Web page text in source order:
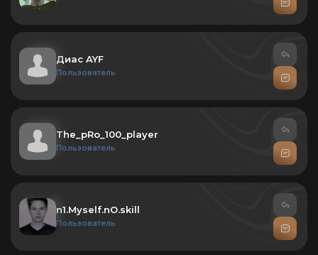
Диас AYF
Пользователь
The_pRo_100_player
Пользователь
n1.Myself.nO.skill
Пользователь